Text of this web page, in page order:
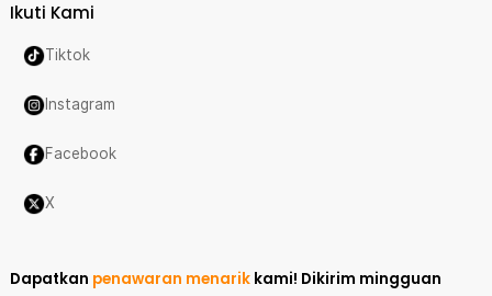
Ikuti Kami
Tiktok
Instagram
Facebook
X
Dapatkan penawaran menarik kami! Dikirim mingguan